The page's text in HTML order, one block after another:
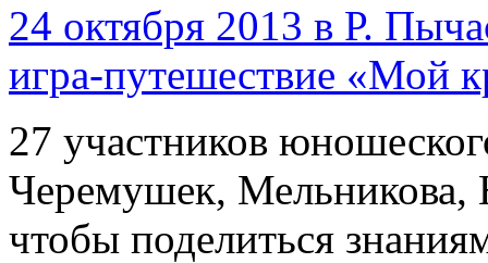
24 октября 2013 в Р.
игра-путешествие «Мой
27 участников
Черемушек,
чтобы поделиться